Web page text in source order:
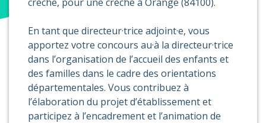
En tant que directeur·trice adjoint·e, vous
apportez votre concours au·à la directeur·trice
dans l’organisation de l’accueil des enfants et
des familles dans le cadre des orientations
départementales. Vous contribuez à
l’élaboration du projet d’établissement et
participez à l’encadrement et l’animation de